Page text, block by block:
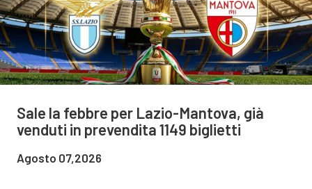
Sale la febbre per Lazio-Mantova, già
venduti in prevendita 1149 biglietti
Agosto 07,2026